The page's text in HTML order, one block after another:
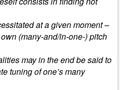
at a given moment –
(many-and/in-one-) pitch
may in the end be said to
tuning of one’s many